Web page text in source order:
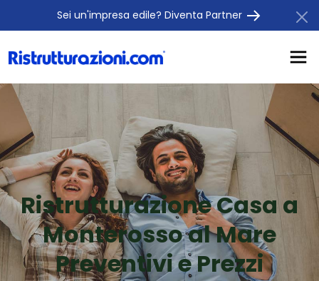
Sei un'impresa edile? Diventa Partner
Ristrutturazione Casa a
Monterosso al Mare
Preventivi e Prezzi